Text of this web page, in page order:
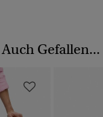
Gefallen...